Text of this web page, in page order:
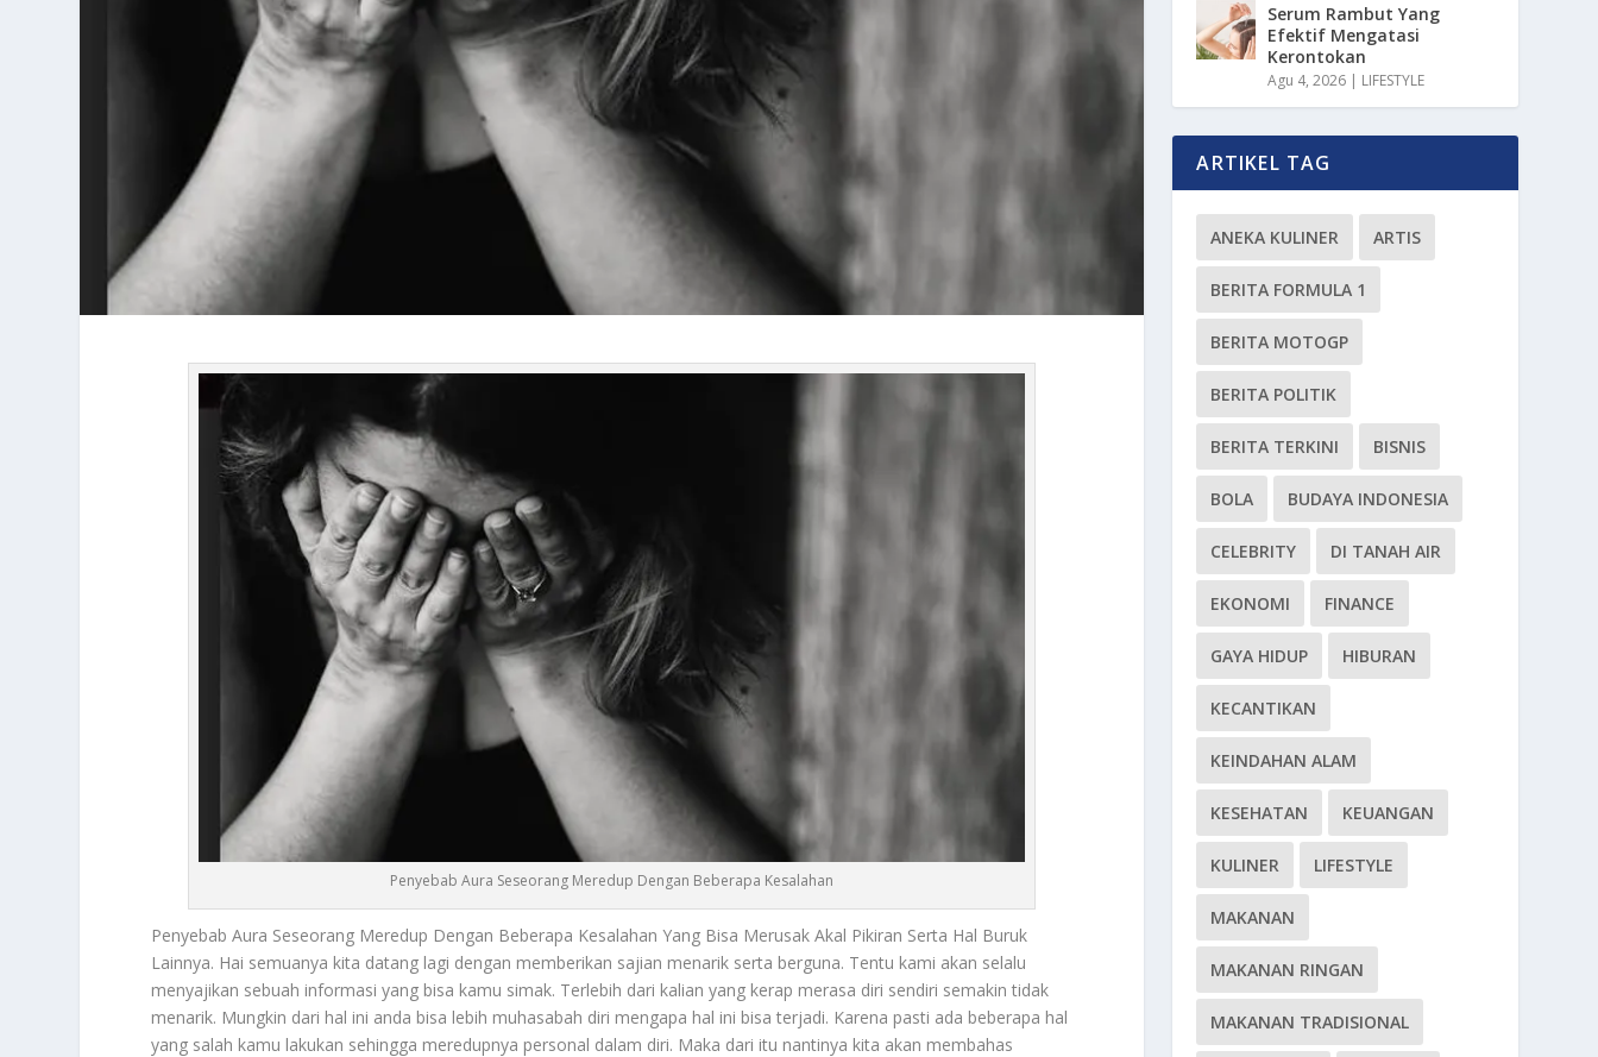
Penyebab Aura Seseorang Meredup Dengan Beberapa Kesalahan
Penyebab Aura Seseorang Meredup Dengan Beberapa Kesalahan Yang Bisa Merusak Akal Pikiran Serta Hal Buruk
Lainnya. Hai semuanya kita datang lagi dengan memberikan sajian menarik serta berguna. Tentu kami akan selalu
menyajikan sebuah informasi yang bisa kamu simak. Terlebih dari kalian yang kerap merasa diri sendiri semakin tidak
menarik. Mungkin dari hal ini anda bisa lebih muhasabah diri mengapa hal ini bisa terjadi. Karena pasti ada beberapa hal
yang salah kamu lakukan sehingga meredupnya personal dalam diri. Maka dari itu nantinya kita akan membahas
Serum Rambut Yang
Efektif Mengatasi
Kerontokan
Agu 4, 2026 | LIFESTYLE
ARTIKEL TAG
ANEKA KULINER ARTIS
BERITA FORMULA 1
BERITA MOTOGP
BERITA POLITIK
BERITA TERKINI BISNIS
BOLA BUDAYA INDONESIA
CELEBRITY DI TANAH AIR
EKONOMI FINANCE
GAYA HIDUP HIBURAN
KECANTIKAN
KEINDAHAN ALAM
KESEHATAN KEUANGAN
KULINER LIFESTYLE
MAKANAN
MAKANAN RINGAN
MAKANAN TRADISIONAL